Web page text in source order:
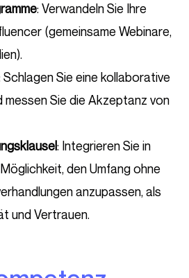
: Verwandeln Sie Ihre
(gemeinsame Webinare,
Schlagen Sie eine kollaborative
messen Sie die Akzeptanz von
: Integrieren Sie in
den Umfang ohne
anzupassen, als
und Vertrauen.